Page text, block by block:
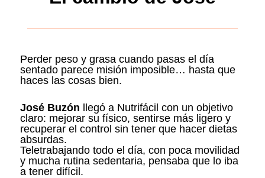
Perder peso y grasa cuando pasas el día
sentado parece misión imposible… hasta que
haces las cosas bien.
José Buzón llegó a Nutrifácil con un objetivo
claro: mejorar su físico, sentirse más ligero y
recuperar el control sin tener que hacer dietas
absurdas.
Teletrabajando todo el día, con poca movilidad
y mucha rutina sedentaria, pensaba que lo iba
a tener difícil.